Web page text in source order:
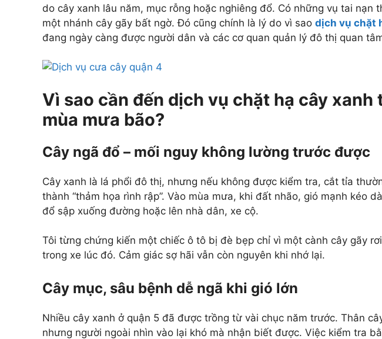
do cây xanh lâu năm, mục rỗng hoặc nghiêng đổ. Có những vụ tai nạn
một nhánh cây gãy bất ngờ. Đó cũng chính là lý do vì sao dịch vụ chặt
đang ngày càng được người dân và các cơ quan quản lý đô thị quan
Vì sao cần đến dịch vụ chặt hạ cây xanh
mùa mưa bão?
Cây ngã đổ – mối nguy không lường trước được
Cây xanh là lá phổi đô thị, nhưng nếu không được kiểm tra, cắt tỉa
thành “thảm họa rình rập”. Vào mùa mưa, khi đất nhão, gió mạnh kéo
đổ sập xuống đường hoặc lên nhà dân, xe cộ.
Tôi từng chứng kiến một chiếc ô tô bị đè bẹp chỉ vì một cành cây gãy
trong xe lúc đó. Cảm giác sợ hãi vẫn còn nguyên khi nhớ lại.
Cây mục, sâu bệnh dễ ngã khi gió lớn
Nhiều cây xanh ở quận 5 đã được trồng từ vài chục năm trước. Thân
nhưng người ngoài nhìn vào lại khó mà nhận biết được. Việc kiểm tra